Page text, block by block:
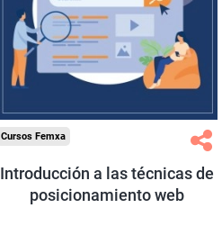
Sin requisitos de acceso
Diploma
Compra segura
Cursos Femxa
Introducción a las técnicas de
posicionamiento web